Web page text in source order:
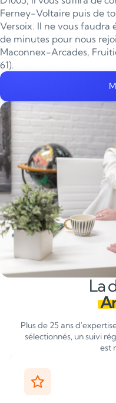
Ferney-Voltaire puis de
Versoix. Il ne vous faudra
de minutes pour nous
Maconnex-Arcades,
61).
La
Plus de 25 ans
sélectionnés, un suivi
est